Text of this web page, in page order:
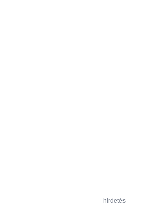
hirdetés